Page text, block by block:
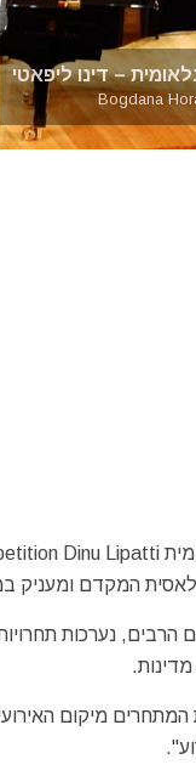
– דינו ליפאטי
המקדם ומעניק
מיקום